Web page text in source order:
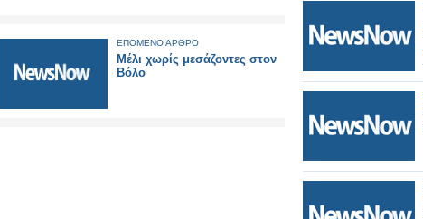
ΕΠΟΜΕΝΟ ΑΡΘΡΟ
Μέλι χωρίς μεσάζοντες στον
Βόλο